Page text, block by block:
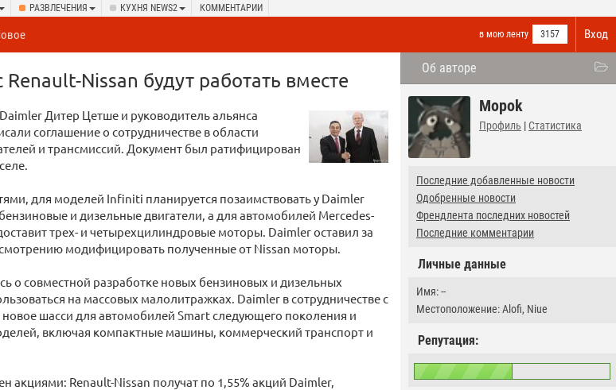
РАЗВЛЕЧЕНИЯ КУХНЯ NEWS2 КОММЕНТАРИИ
Вход
в мою ленту 3157
Об авторе
Mopok
Профиль | Статистика
Последние добавленные новости
Одобренные новости
Френдлента последних новостей
Последние комментарии
Личные данные
Имя: --
Местоположение: Alofi, Niue
Репутация:
Nissan будут работать вместе
Дитер Цетше и руководитель альянса
соглашение о сотрудничестве в области
и трансмиссий. Документ был ратифицирован
для моделей Infiniti планируется позаимствовать у Daimler
и дизельные двигатели, а для автомобилей Mercedes-
трех- и четырехцилиндровые моторы. Daimler оставил за
модифицировать полученные от Nissan моторы.
о совместной разработке новых бензиновых и дизельных
на массовых малолитражках. Daimler в сотрудничестве с
новое шасси для автомобилей Smart следующего поколения и
включая компактные машины, коммерческий транспорт и
акциями: Renault-Nissan получат по 1,55% акций Daimler,